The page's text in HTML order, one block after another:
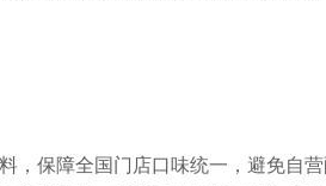
，保障全国门店口味统一，避免自